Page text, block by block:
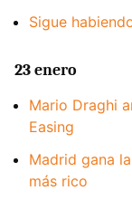
Sigue
23 enero
Mario Draghi
Easing
Madrid gana
más rico